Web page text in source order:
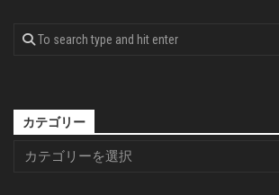
カテゴリー